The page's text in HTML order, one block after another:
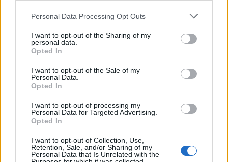
Please note that this website/app uses one or more Google
not limited to your visit or usage behaviour. You may click to
grant or deny consent to Google and its third-party tags to
use your data for below specified purposes in below Google
consent section.
Personal Data Processing Opt Outs
I want to opt-out of the Sharing of my
personal data.
Opted In
I want to opt-out of the Sale of my
Personal Data.
Opted In
I want to opt-out of processing my
Personal Data for Targeted Advertising.
Opted In
I want to opt-out of Collection, Use,
Retention, Sale, and/or Sharing of my
Personal Data that Is Unrelated with the
eredményesebben tudnák megosztani a tagállamok.
Szintén az uniós tervek között szerepel egy – az
élelmiszer jelöléséhez hasonlóan működő – uniós
kiberbiztonsági tanúsítási keretrendszer kialakítása.
szolgáltatások biztonságosságát, eligazítva a
felhasználókat a modern technológiai eszközök
Várj, gondolkozz, csatlakozz!”